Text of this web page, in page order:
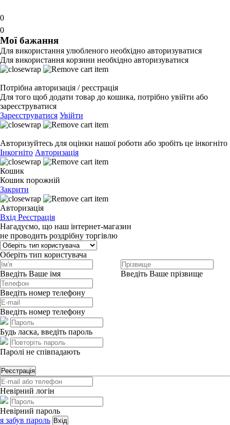
0
0
Мої бажання
Для використання улюбленого необхідно авторизуватися
Для використання корзини необхідно авторизуватися
Потрібна авторизація / реєстрація
Для того щоб додати товар до кошика, потрібно увійти або
зареєструватися
Зареєструватися Увійти
Авторизуйтесь для оцінки нашої роботи або зробіть це інкогніто
Інкогніто Авторизація
Кошик
Кошик порожній
Закрити
Авторизація
Вхід Реєстрація
Нагадуємо, що наш інтернет-магазин
не проводить роздрібну торгівлю
Оберіть тип користувача
Введіть Ваше імя Введіть Ваше прізвище
Введіть номер телефону
Введіть номер телефону
Будь ласка, введіть пароль
Паролі не співпадають
Реєстрація
Невірний логін
Невірний пароль
я забув пароль Вхід